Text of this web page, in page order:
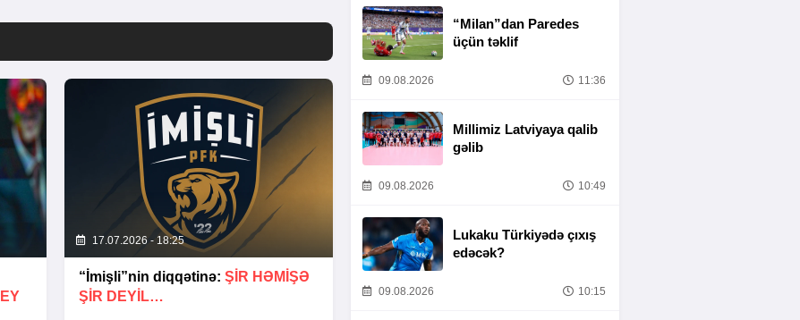
17.07.2026 - 18:25
“İmişli”nin diqqətinə: ŞIR HƏMIŞƏ
ŞIR DEYIL…
“Milan”dan Paredes
üçün təklif
09.08.2026 11:36
Millimiz Latviyaya qalib
gəlib
09.08.2026 10:49
Lukaku Türkiyədə çıxış
edəcək?
09.08.2026 10:15